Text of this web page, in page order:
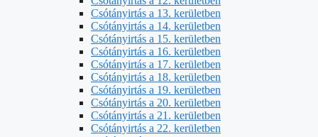
Csótányirtás a 13. kerületben
Csótányirtás a 14. kerületben
Csótányirtás a 15. kerületben
Csótányirtás a 16. kerületben
Csótányirtás a 17. kerületben
Csótányirtás a 18. kerületben
Csótányirtás a 19. kerületben
Csótányirtás a 20. kerületben
Csótányirtás a 21. kerületben
Csótányirtás a 22. kerületben